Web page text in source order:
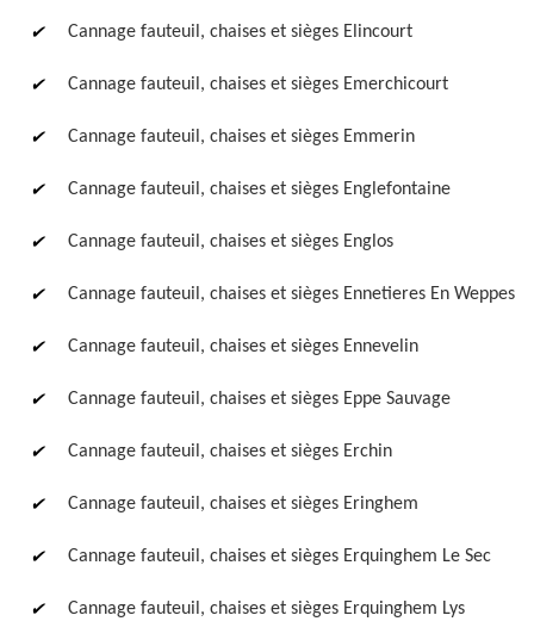
Cannage fauteuil, chaises et sièges Elincourt
Cannage fauteuil, chaises et sièges Emerchicourt
Cannage fauteuil, chaises et sièges Emmerin
Cannage fauteuil, chaises et sièges Englefontaine
Cannage fauteuil, chaises et sièges Englos
Cannage fauteuil, chaises et sièges Ennetieres En Weppes
Cannage fauteuil, chaises et sièges Ennevelin
Cannage fauteuil, chaises et sièges Eppe Sauvage
Cannage fauteuil, chaises et sièges Erchin
Cannage fauteuil, chaises et sièges Eringhem
Cannage fauteuil, chaises et sièges Erquinghem Le Sec
Cannage fauteuil, chaises et sièges Erquinghem Lys